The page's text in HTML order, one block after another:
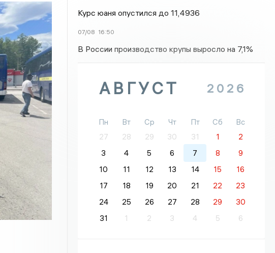
Курс юаня опустился до 11,4936
07/08 16:50
В России производство крупы выросло на 7,1%
АВГУСТ 2026
Пн Вт Ср Чт Пт Сб
Вс
27
28 29 30 31 1
2
3
4 5 6 7 8
9
10
11 12 13 14 15
16
17
18 19 20 21 22
23
24
25 26 27 28 29
30
31
1 2 3 4 5 6